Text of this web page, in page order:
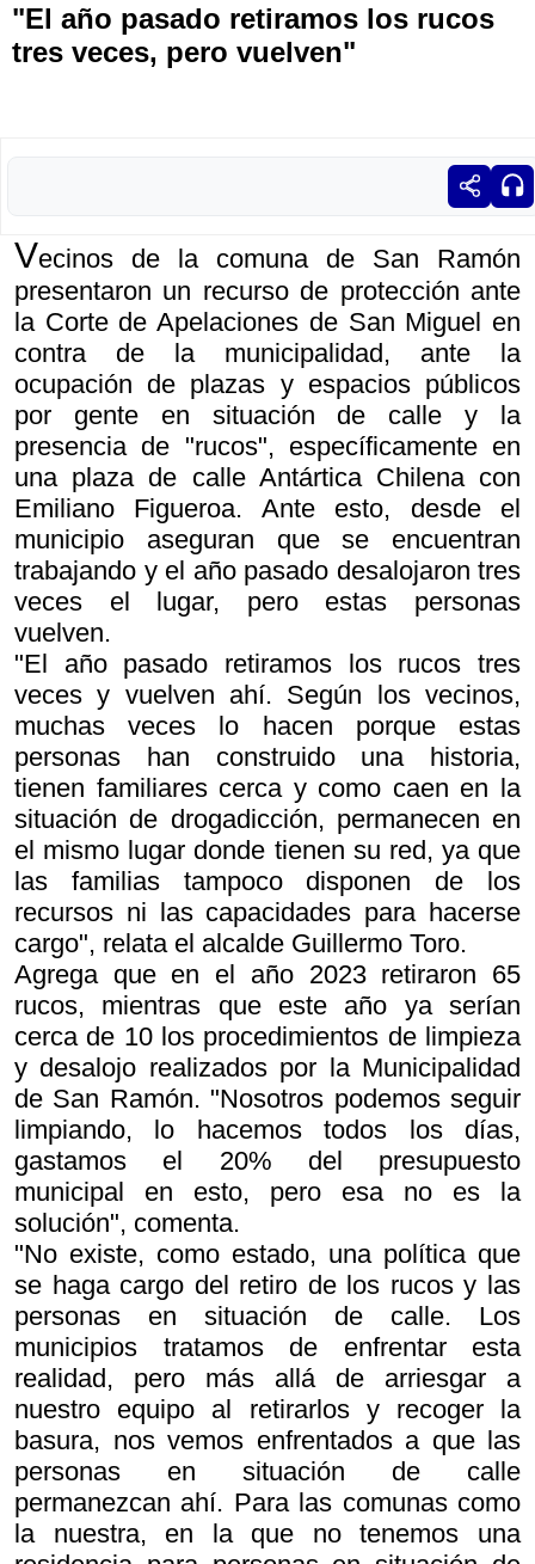
"El año pasado retiramos los rucos
tres veces, pero vuelven"
Vecinos de la comuna de San Ramón
presentaron un recurso de protección ante
la Corte de Apelaciones de San Miguel en
contra de la municipalidad, ante la
ocupación de plazas y espacios públicos
por gente en situación de calle y la
presencia de "rucos", específicamente en
una plaza de calle Antártica Chilena con
Emiliano Figueroa. Ante esto, desde el
municipio aseguran que se encuentran
trabajando y el año pasado desalojaron tres
veces el lugar, pero estas personas
vuelven.
"El año pasado retiramos los rucos tres
veces y vuelven ahí. Según los vecinos,
muchas veces lo hacen porque estas
personas han construido una historia,
tienen familiares cerca y como caen en la
situación de drogadicción, permanecen en
el mismo lugar donde tienen su red, ya que
las familias tampoco disponen de los
recursos ni las capacidades para hacerse
cargo", relata el alcalde Guillermo Toro.
Agrega que en el año 2023 retiraron 65
rucos, mientras que este año ya serían
cerca de 10 los procedimientos de limpieza
y desalojo realizados por la Municipalidad
de San Ramón. "Nosotros podemos seguir
limpiando, lo hacemos todos los días,
gastamos el 20% del presupuesto
municipal en esto, pero esa no es la
solución", comenta.
"No existe, como estado, una política que
se haga cargo del retiro de los rucos y las
personas en situación de calle. Los
municipios tratamos de enfrentar esta
realidad, pero más allá de arriesgar a
nuestro equipo al retirarlos y recoger la
basura, nos vemos enfrentados a que las
personas en situación de calle
permanezcan ahí. Para las comunas como
la nuestra, en la que no tenemos una